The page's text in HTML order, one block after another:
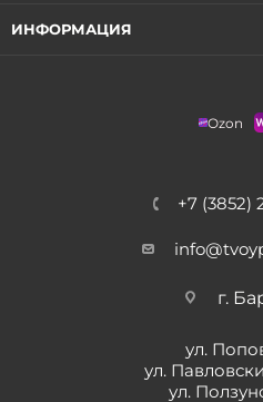
ИНФОРМАЦИЯ
Ozon
+7 (3852)
г.
ул.
ул.
ул.